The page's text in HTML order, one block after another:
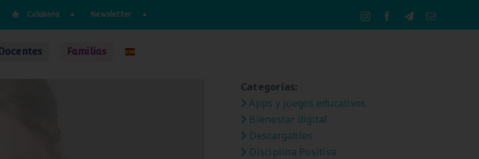
Colabora Newsletter InstagramFacebookTelegramCorreo
Docentes Familias
Categorías:
Apps y juegos educativos
Bienestar digital
Descargables
Disciplina Positiva